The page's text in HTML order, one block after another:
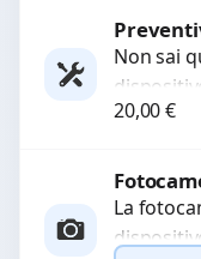
Non sai
check-up
20,00€
La